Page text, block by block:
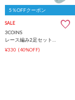
5％OFFクーポン
SALE
3COINS
¥330 (40%OFF)